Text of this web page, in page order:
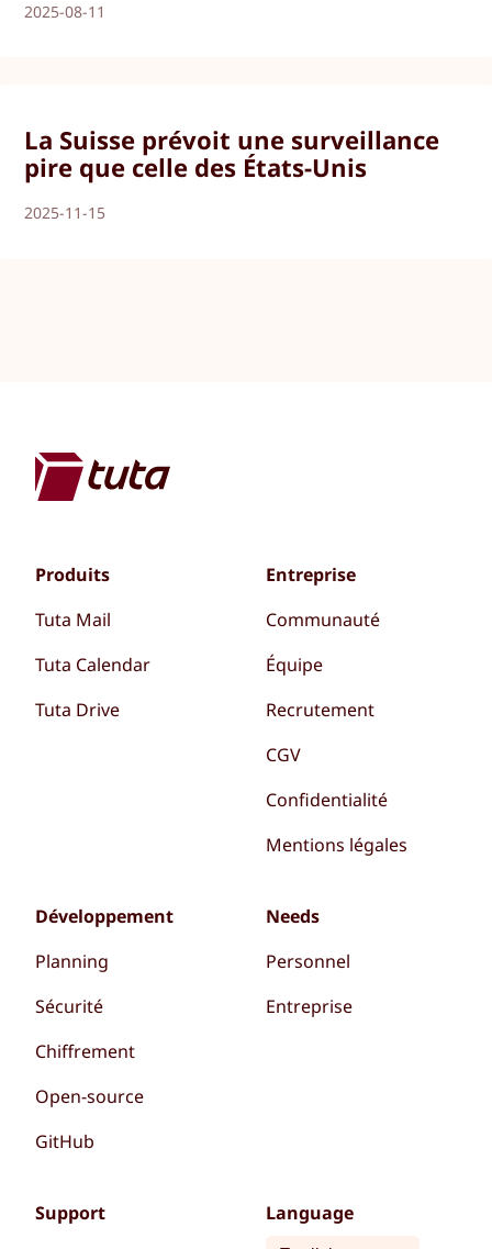
2025-08-11
La Suisse prévoit une surveillance
pire que celle des États-Unis
2025-11-15
Produits
Tuta Mail
Tuta Calendar
Tuta Drive
Entreprise
Communauté
Équipe
Recrutement
CGV
Confidentialité
Mentions légales
Développement
Planning
Sécurité
Chiffrement
Open-source
GitHub
Needs
Personnel
Entreprise
Support
Language